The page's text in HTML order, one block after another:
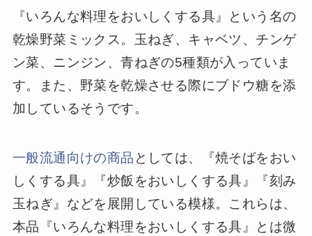
『いろんな料理をおいしくする具』という名の
乾燥野菜ミックス。玉ねぎ、キャベツ、チンゲ
ン菜、ニンジン、青ねぎの5種類が入っていま
す。また、野菜を乾燥させる際にブドウ糖を添
加しているそうです。
一般流通向けの商品 としては、『焼そばをおい
しくする具』『炒飯をおいしくする具』『刻み
玉ねぎ』などを展開している模様。これらは、
本品『いろんな料理をおいしくする具』とは微